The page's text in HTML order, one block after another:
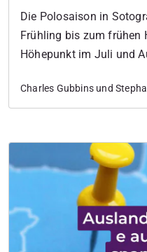
Die Polosaison in
Frühling bis zum frühen
Höhepunkt im Juli und
Events, doch das
Poloturnier.
Charles Gubbins und